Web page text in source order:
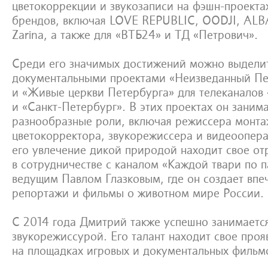
цветокоррекции и звукозаписи на фэшн-
брендов, включая LOVE REPUBLIC, OODJI,
Zarina, а также для «ВТБ24» и ТД «Петрович».
Среди его значимых достижений можно
документальными проектами «Неизведанный
и «Живые церкви Петербурга» для
и «Санкт-Петербург». В этих проектах он
разнообразные роли, включая режиссера
цветокорректора, звукорежиссера и
его увлечение дикой природой находит свое
в сотрудничестве с каналом «Каждой твари по
ведущим Павлом Глазковым, где он создает
репортажи и фильмы о животном мире России.
С 2014 года Дмитрий также успешно
звукорежиссурой. Его талант находит свое
на площадках игровых и документальных